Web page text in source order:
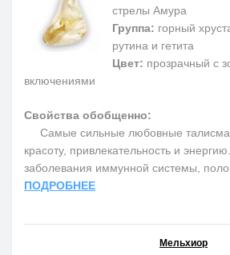
стрелы Амура
Группа: горный
рутина и гетита
Цвет: прозрачный с
включениями
Свойства обобщенно:
Самые сильные любовные
красоту, привлекательность и
заболевания иммунной системы,
ПОДРОБНЕЕ
Мельхиор